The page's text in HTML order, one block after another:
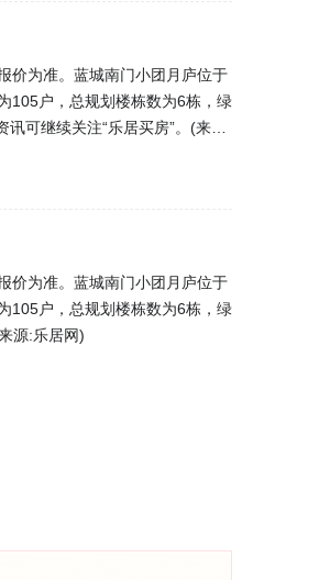
价为准。蓝城南门小团月庐位于
105户，总规划楼栋数为6栋，绿
可继续关注“乐居买房”。(来源:
价为准。蓝城南门小团月庐位于
105户，总规划楼栋数为6栋，绿
源:乐居网)